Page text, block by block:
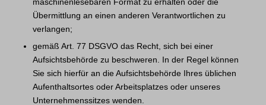
Übermittlung an einen anderen Verantwortlichen zu
verlangen;
gemäß Art. 77 DSGVO das Recht, sich bei einer
Aufsichtsbehörde zu beschweren. In der Regel können
Sie sich hierfür an die Aufsichtsbehörde Ihres üblichen
Aufenthaltsortes oder Arbeitsplatzes oder unseres
Unternehmenssitzes wenden.